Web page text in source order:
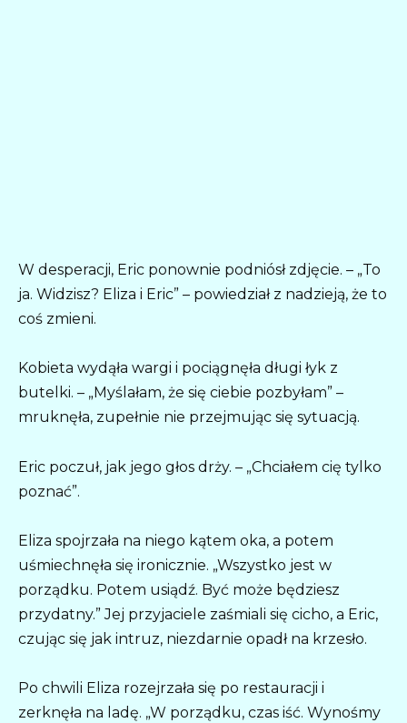
W desperacji, Eric ponownie podniósł zdjęcie. – „To
ja. Widzisz? Eliza i Eric” – powiedział z nadzieją, że to
coś zmieni.
Kobieta wydąła wargi i pociągnęła długi łyk z
butelki. – „Myślałam, że się ciebie pozbyłam” –
mruknęła, zupełnie nie przejmując się sytuacją.
Eric poczuł, jak jego głos drży. – „Chciałem cię tylko
poznać”.
Eliza spojrzała na niego kątem oka, a potem
uśmiechnęła się ironicznie. „Wszystko jest w
porządku. Potem usiądź. Być może będziesz
przydatny.” Jej przyjaciele zaśmiali się cicho, a Eric,
czując się jak intruz, niezdarnie opadł na krzesło.
Po chwili Eliza rozejrzała się po restauracji i
zerknęła na ladę. „W porządku, czas iść. Wynośmy